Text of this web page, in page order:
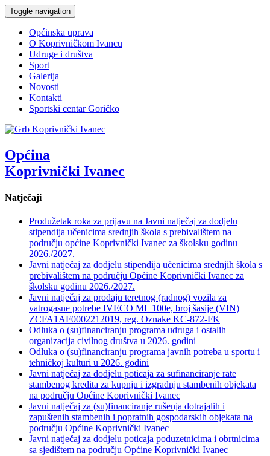
Toggle navigation
Općinska uprava
O Koprivničkom Ivancu
Udruge i društva
Sport
Galerija
Novosti
Kontakti
Sportski centar Goričko
Općina
Koprivnički Ivanec
Natječaji
Produžetak roka za prijavu na Javni natječaj za dodjelu
stipendija učenicima srednjih škola s prebivalištem na
području općine Koprivnički Ivanec za školsku godinu
2026./2027.
Javni natječaj za dodjelu stipendija učenicima srednjih škola s
prebivalištem na području Općine Koprivnički Ivanec za
školsku godinu 2026./2027.
Javni natječaj za prodaju teretnog (radnog) vozila za
vatrogasne potrebe IVECO ML 100e, broj šasije (VIN)
ZCFA1AF0002212019, reg. Oznake KC-872-FK
Odluka o (su)financiranju programa udruga i ostalih
organizacija civilnog društva u 2026. godini
Odluka o (su)financiranju programa javnih potreba u sportu i
tehničkoj kulturi u 2026. godini
Javni natječaj za dodjelu poticaja za sufinanciranje rate
stambenog kredita za kupnju i izgradnju stambenih objekata
na području Općine Koprivnički Ivanec
Javni natječaj za (su)financiranje rušenja dotrajalih i
zapuštenih stambenih i popratnih gospodarskih objekata na
području Općine Koprivnički Ivanec
Javni natječaj za dodjelu poticaja poduzetnicima i obrtnicima
sa sjedištem na području Općine Koprivnički Ivanec